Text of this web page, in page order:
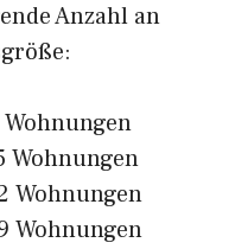
Anzahl an
Wohnungen
Wohnungen
Wohnungen